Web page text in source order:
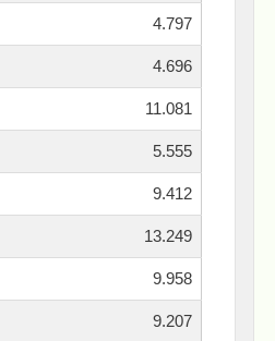
4.797
4.696
11.081
5.555
9.412
13.249
9.958
9.207